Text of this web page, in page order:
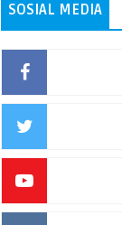
SOSIAL MEDIA